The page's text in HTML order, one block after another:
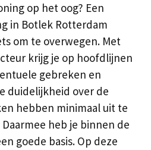
op het oog? Een
in Botlek Rotterdam
om te overwegen. Met
krijg je op hoofdlijnen
gebreken en
duidelijkheid over de
hebben minimaal uit te
heb je binnen de
goede basis. Op deze